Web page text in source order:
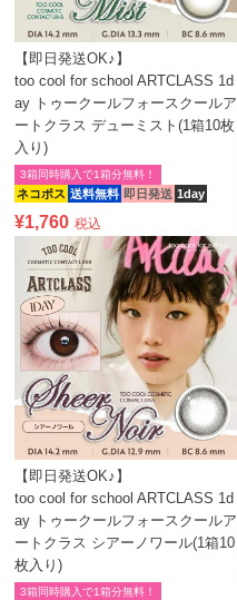
【即日発送OK♪】
too cool for school ARTCLASS 1d
ay トゥークールフォースクールア
ートクラス デューミスト(1箱10枚
入り)
ネコポス 送料無料 即日発送 1day
3箱同時購入で1箱分無料！
¥1,760 税込
【即日発送OK♪】
too cool for school ARTCLASS 1d
ay トゥークールフォースクールア
ートクラス シアーノワール(1箱10
枚入り)
3箱同時購入で1箱分無料！